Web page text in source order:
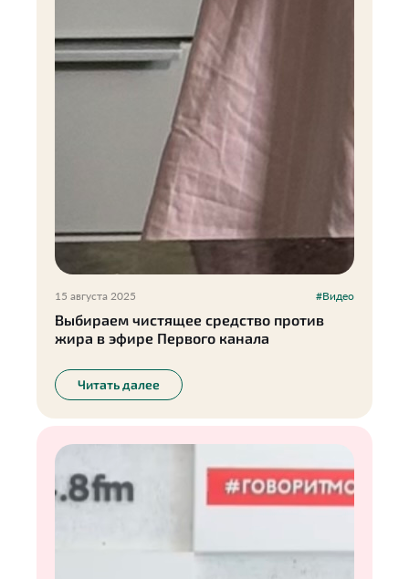
15 августа 2025 #Видео
Выбираем чистящее средство против
жира в эфире Первого канала
Читать далее